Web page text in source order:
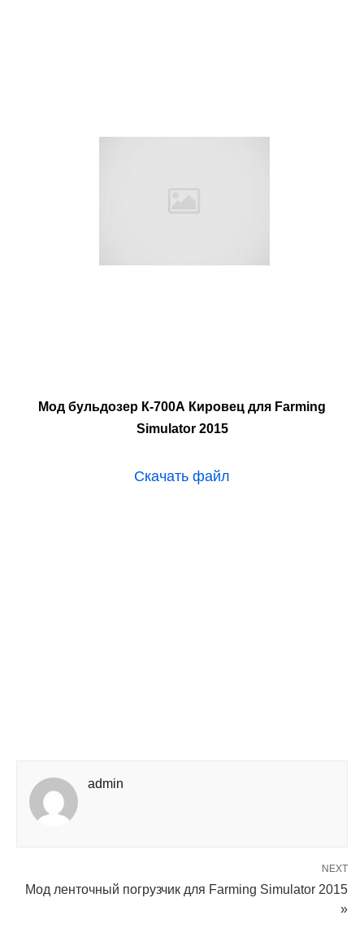
Мод бульдозер К-700А Кировец для Farming
Simulator 2015
Скачать файл
admin
NEXT
Мод ленточный погрузчик для Farming Simulator 2015
»